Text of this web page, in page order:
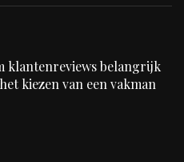
klantenreviews belangrijk
kiezen van een vakman